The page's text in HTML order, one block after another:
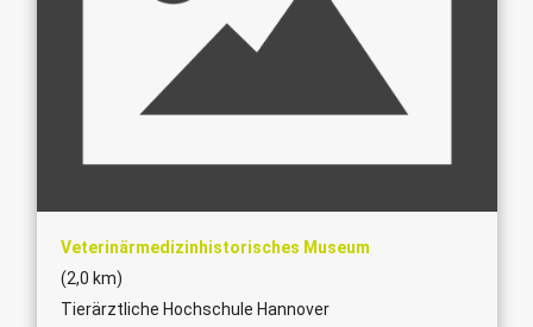
Veterinärmedizinhistorisches Museum
(2,0 km)
Tierärztliche Hochschule Hannover